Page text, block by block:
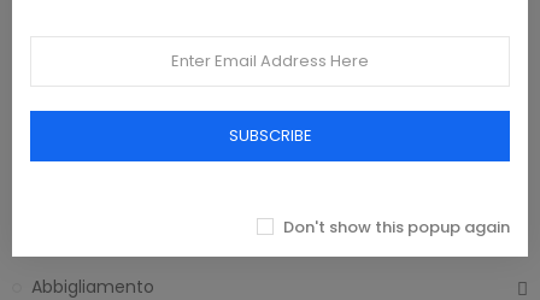
NORTH SAILS
Abbigliamento
Abbigliamento
Abbigliamento
SUBSCRIBE
Don't show this popup again